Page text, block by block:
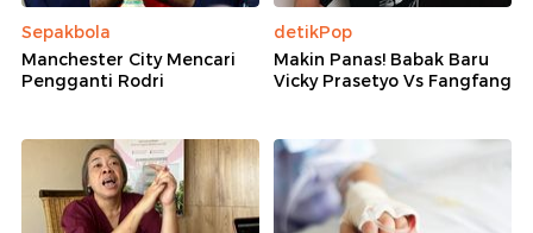
Sepakbola
Manchester City Mencari
Pengganti Rodri
detikPop
Makin Panas! Babak Baru
Vicky Prasetyo Vs Fangfang